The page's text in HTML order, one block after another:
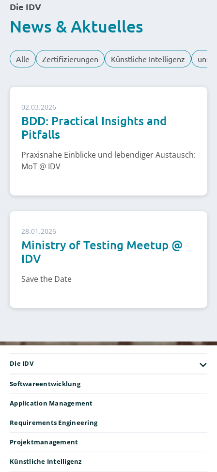
Die IDV
News & Aktuelles
Alle Zertifizierungen Künstliche Intelligenz
02.03.2026
BDD: Practical Insights and
Pitfalls
Praxisnahe Einblicke und lebendiger Austausch:
MoT @ IDV
28.01.2026
Ministry of Testing Meetup @
IDV
Save the Date
Die IDV
Softwareentwicklung
Application Management
Requirements Engineering
Projektmanagement
Künstliche Intelligenz